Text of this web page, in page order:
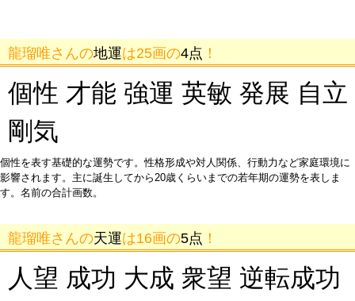
龍瑠唯さんの地運は25画の4点 ！
個性 才能 強運 英敏 発展 自立
剛気
個性を表す基礎的な運勢です。性格形成や対人関係、行動力など家庭環境に
影響されます。主に誕生してから20歳くらいまでの若年期の運勢を表しま
す。名前の合計画数。
龍瑠唯さんの天運は16画の5点 ！
人望 成功 大成 衆望 逆転成功